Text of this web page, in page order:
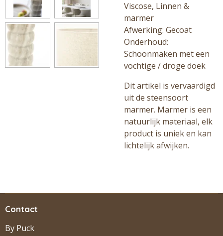
Viscose, Linnen &
marmer
Afwerking: Gecoat
Onderhoud:
Schoonmaken met een
vochtige / droge doek
Dit artikel is vervaardigd
uit de steensoort
marmer. Marmer is een
natuurlijk materiaal, elk
product is uniek en kan
lichtelijk afwijken.
Contact
By Puck